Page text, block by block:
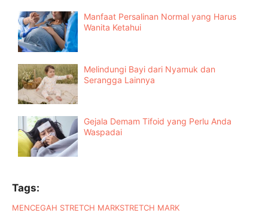
Manfaat Persalinan Normal yang Harus
Wanita Ketahui
Melindungi Bayi dari Nyamuk dan
Serangga Lainnya
Gejala Demam Tifoid yang Perlu Anda
Waspadai
Tags:
MENCEGAH STRETCH MARKSTRETCH MARK